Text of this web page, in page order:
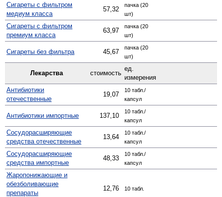
Сигареты с фильтром
медиум класса
57,32
пачка (20
шт)
Сигареты с фильтром
премиум класса
63,97
пачка (20
шт)
Сигареты без фильтра 45,67
пачка (20
шт)
Лекарства стоимость
ед.
измерения
Антибиотики
отечественные
19,07
10 табл./
капсул
Антибиотики импортные 137,10
10 табл./
капсул
Сосудо­расширяющие
средства отечественные
13,64
10 табл./
капсул
Сосуд­орасширяющие
средства импортные
48,33
10 табл./
капсул
Жаро­понижающие и
обезболивающие
препараты
12,76 10 табл.